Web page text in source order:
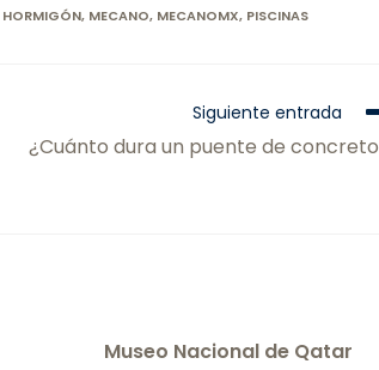
HORMIGÓN, MECANO, MECANOMX, PISCINAS
Siguiente entrada
¿Cuánto dura un puente de
Museo Nacional de Qatar